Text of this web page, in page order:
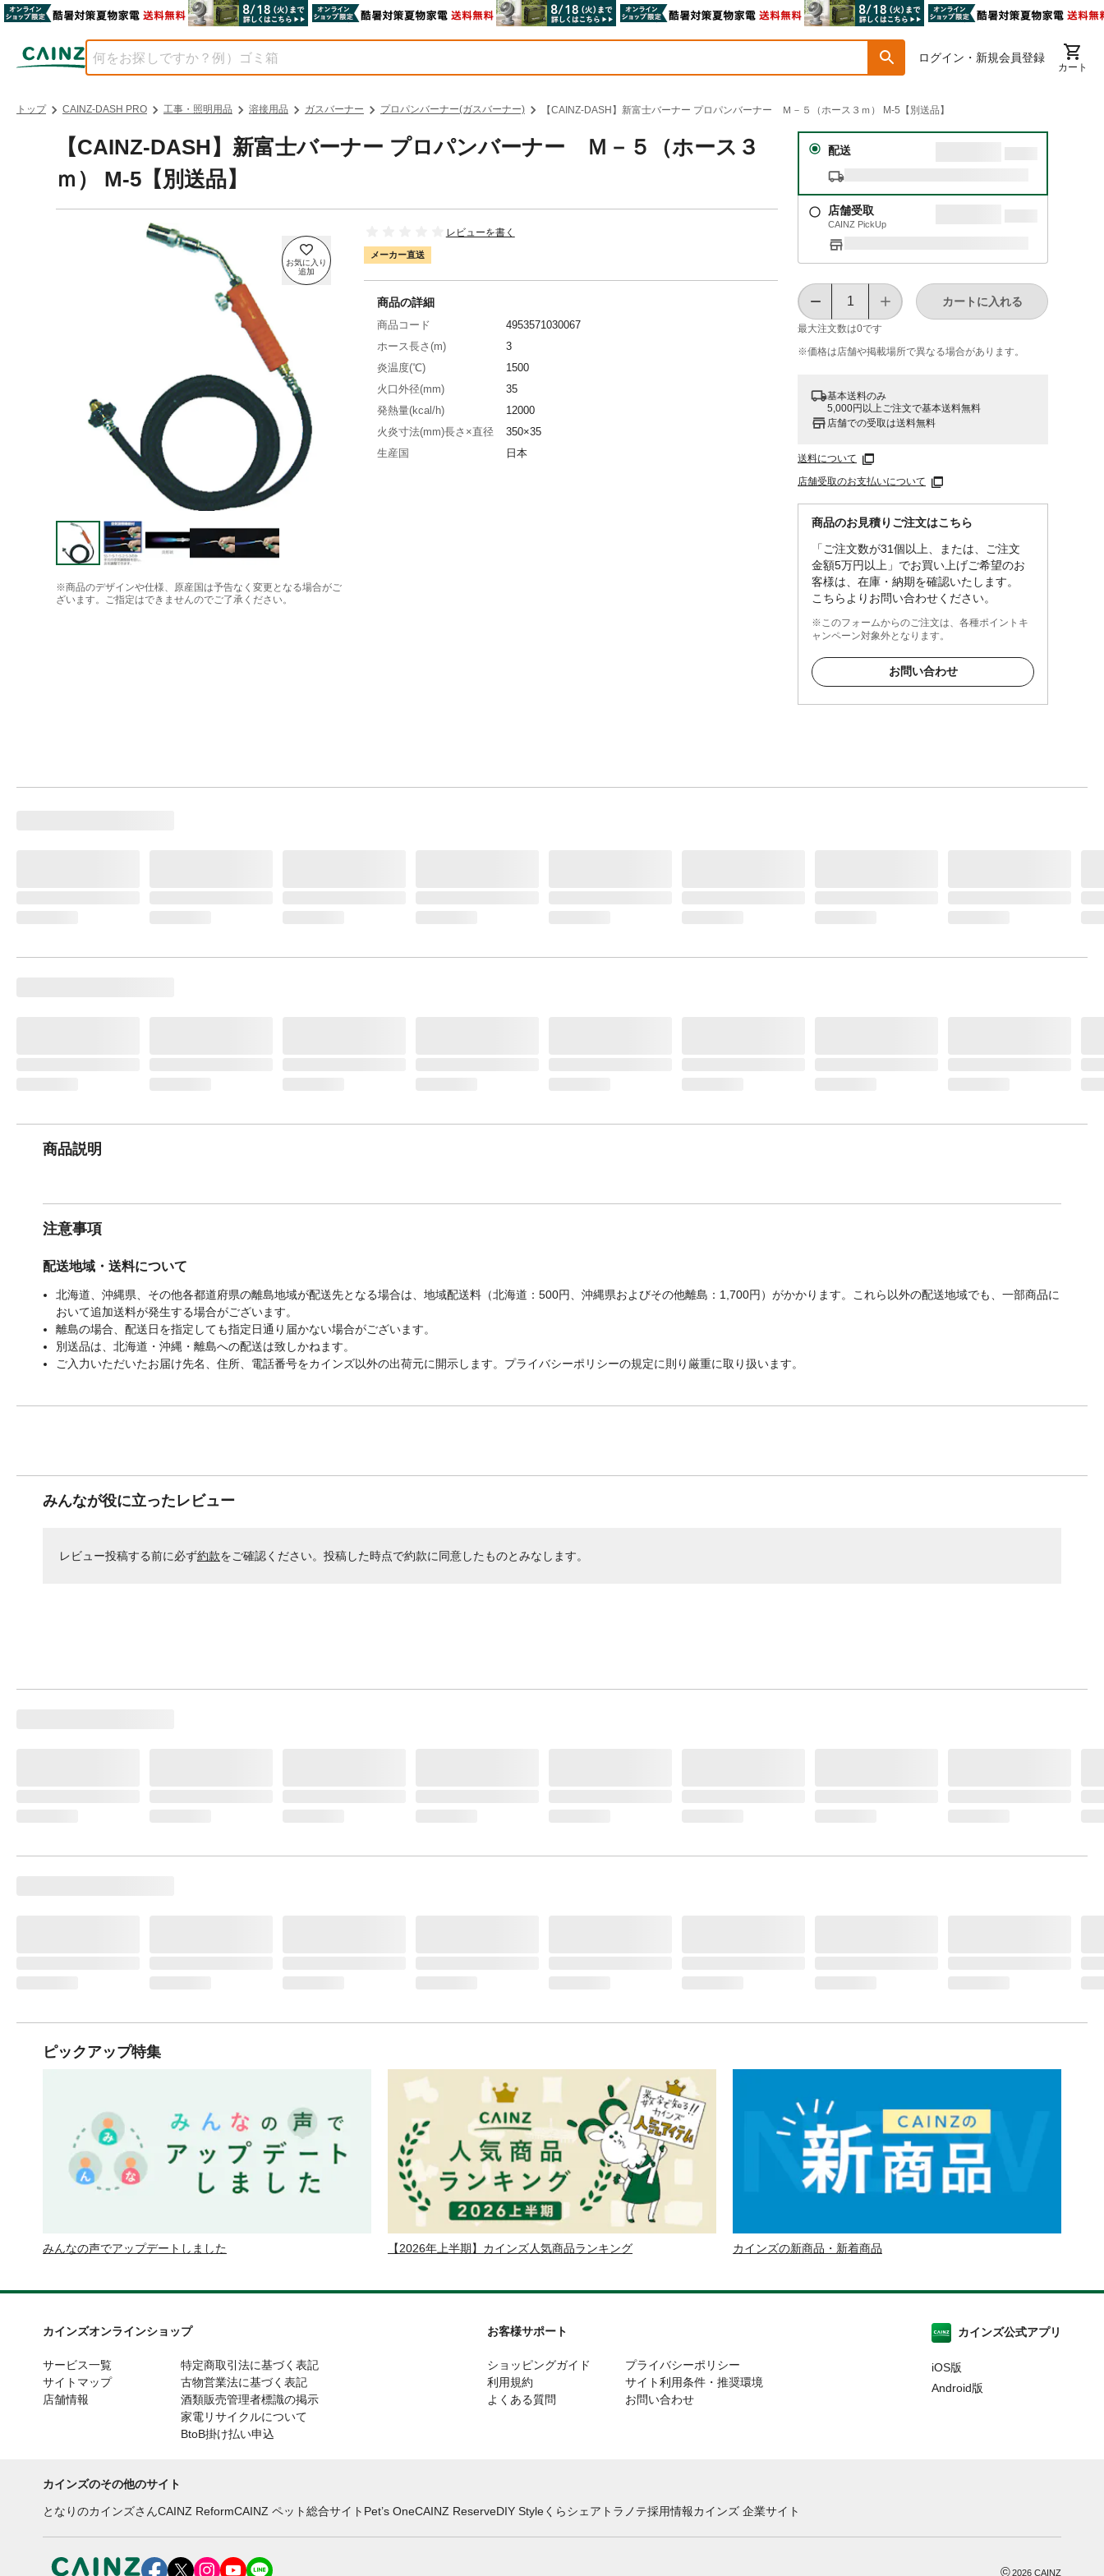
ログイン・新規会員登録
カート
トップ CAINZ-DASH PRO 工事・照明用品 溶接用品 ガスバーナー プロパンバーナー(ガスバーナー) 【CAINZ-DASH】新富士バーナー プロパンバーナー Ｍ－５（ホース３ｍ） M-5【別送品】
【CAINZ-DASH】新富士バーナー プロパンバーナー Ｍ－５（ホース３
ｍ） M-5【別送品】
※商品のデザインや仕様、原産国は予告なく変更となる場合がご
ざいます。ご指定はできませんのでご了承ください。
レビューを書く
メーカー直送
配送
店舗受取
CAINZ PickUp
最大注文数は0です
カートに入れる
※価格は​店舗や​掲載場所で​異なる​場合が​あります。
基本送料のみ
5,000円以上ご注文で基本送料無料
店舗での受取は送料無料
送料について
店舗受取のお支払いについて
商品のお見積りご注文はこちら
「ご注文数が31個以上、または、ご注文
金額5万円以上」でお買い上げご希望のお
客様は、在庫・納期を確認いたします。
こちらよりお問い合わせください。
※このフォームからのご注文は、各種ポイントキ
ャンペーン対象外となります。
お問い合わせ
商品の詳細
商品コード
4953571030067
ホース長さ(m)
3
炎温度(℃)
1500
火口外径(mm)
35
発熱量(kcal/h)
12000
火炎寸法(mm)長さ×直径
350×35
生産国
日本
商品説明
注意事項
配送地域・送料について
北海道、沖縄県、その他各都道府県の離島地域が配送先となる場合は、地域配送料（北海道：500円、沖縄県およびその他離島：1,700円）がかかります。これら以外の配送地域でも、一部商品に
おいて追加送料が発生する場合がございます。
離島の場合、配送日を指定しても指定日通り届かない場合がございます。
別送品は、北海道・沖縄・離島への配送は致しかねます。
ご入力いただいたお届け先名、住所、電話番号をカインズ以外の出荷元に開示します。プライバシーポリシーの規定に則り厳重に取り扱います。
みんなが役に立ったレビュー
レビュー投稿する前に必ず約款をご確認ください。投稿した時点で約款に同意したものとみなします。
ピックアップ特集
みんなの声でアップデートしました 【2026年上半期】カインズ人気商品ランキング カインズの新商品・新着商品
カインズオンラインショップ
サービス一覧
サイトマップ
店舗情報
特定商取引法に基づく表記
古物営業法に基づく表記
酒類販売管理者標識の掲示
家電リサイクルについて
BtoB掛け払い申込
お客様サポート
ショッピングガイド
利用規約
よくある質問
プライバシーポリシー
サイト利用条件・推奨環境
お問い合わせ
カインズ公式アプリ
iOS版
Android版
カインズのその他のサイト
となりのカインズさんCAINZ ReformCAINZ ペット総合サイト Pet’s OneCAINZ ReserveDIY Styleくらシェア トラノテ採用情報カインズ 企業サイト
©2026 CAINZ